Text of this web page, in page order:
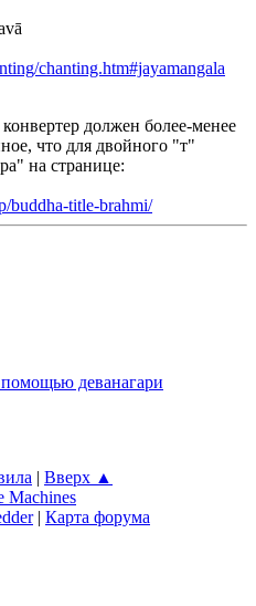
chanting.htm#jayamangala
должен более-менее
что для двойного "т"
на странице:
buddha-title-brahmi/
деванагари
| Вверх ▲
Machines
| Карта форума